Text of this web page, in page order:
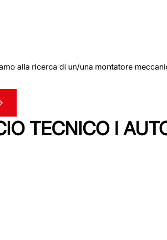
alla ricerca di un/una montatore
TECNICO I